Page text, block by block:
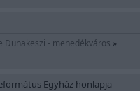
Dunakeszi - menedékváros »
Egyház honlapja